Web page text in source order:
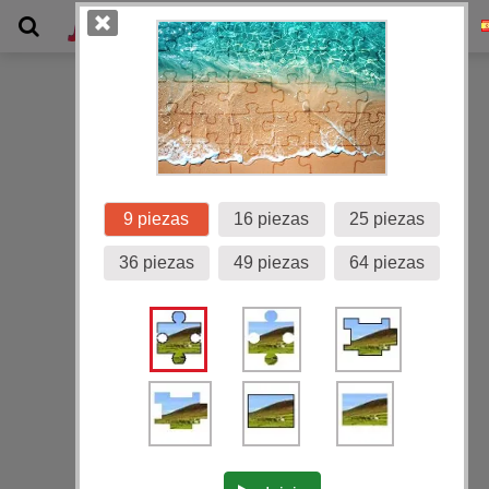
Galería
9 piezas 16 piezas 25 piezas
36 piezas 49 piezas 64 piezas